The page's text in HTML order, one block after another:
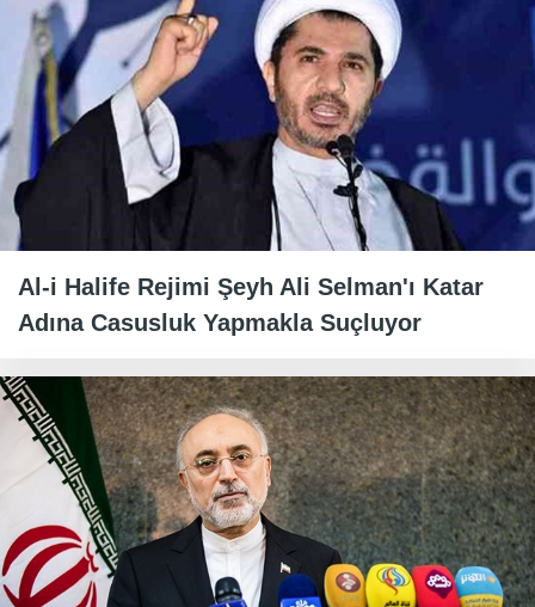
Al-i Halife Rejimi Şeyh Ali Selman'ı Katar
Adına Casusluk Yapmakla Suçluyor